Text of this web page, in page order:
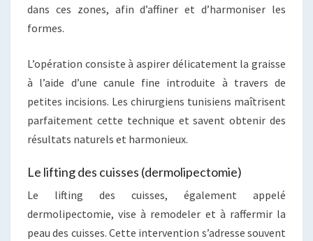
dans ces zones, afin d’affiner et d’harmoniser les
formes.
L’opération consiste à aspirer délicatement la graisse
à l’aide d’une canule fine introduite à travers de
petites incisions. Les chirurgiens tunisiens maîtrisent
parfaitement cette technique et savent obtenir des
résultats naturels et harmonieux.
Le lifting des cuisses (dermolipectomie)
Le lifting des cuisses, également appelé
dermolipectomie, vise à remodeler et à raffermir la
peau des cuisses. Cette intervention s’adresse souvent